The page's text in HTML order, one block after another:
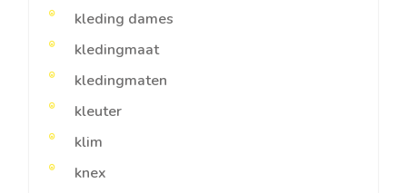
kleding dames
kledingmaat
kledingmaten
kleuter
klim
knex